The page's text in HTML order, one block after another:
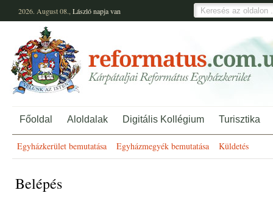
2026. August 08., Lászlónapja van
Főoldal Aloldalak Digitális Kollégium Turisztika
Egyházkerület bemutatása Egyházmegyék bemutatása Küldetés
Belépés